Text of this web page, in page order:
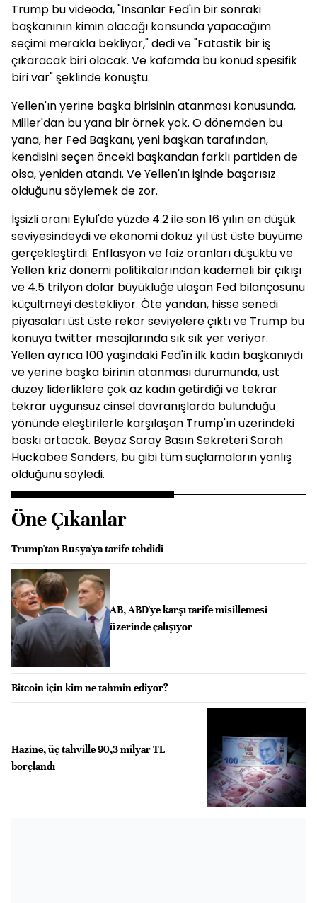
Trump bu videoda, "İnsanlar Fed'in bir sonraki
başkanının kimin olacağı konsunda yapacağım
seçimi merakla bekliyor," dedi ve "Fatastik bir iş
çıkaracak biri olacak. Ve kafamda bu konud spesifik
biri var" şeklinde konuştu.
Yellen'ın yerine başka birisinin atanması konusunda,
Miller'dan bu yana bir örnek yok. O dönemden bu
yana, her Fed Başkanı, yeni başkan tarafından,
kendisini seçen önceki başkandan farklı partiden de
olsa, yeniden atandı. Ve Yellen'ın işinde başarısız
olduğunu söylemek de zor.
İşsizli oranı Eylül'de yüzde 4.2 ile son 16 yılın en düşük
seviyesindeydi ve ekonomi dokuz yıl üst üste büyüme
gerçekleştirdi. Enflasyon ve faiz oranları düşüktü ve
Yellen kriz dönemi politikalarından kademeli bir çıkışı
ve 4.5 trilyon dolar büyüklüğe ulaşan Fed bilançosunu
küçültmeyi destekliyor. Öte yandan, hisse senedi
piyasaları üst üste rekor seviyelere çıktı ve Trump bu
konuya twitter mesajlarında sık sık yer veriyor.
Yellen ayrıca 100 yaşındaki Fed'in ilk kadın başkanıydı
ve yerine başka birinin atanması durumunda, üst
düzey liderliklere çok az kadın getirdiği ve tekrar
tekrar uygunsuz cinsel davranışlarda bulunduğu
yönünde eleştirilerle karşılaşan Trump'ın üzerindeki
baskı artacak. Beyaz Saray Basın Sekreteri Sarah
Huckabee Sanders, bu gibi tüm suçlamaların yanlış
olduğunu söyledi.
Öne Çıkanlar
Trump'tan Rusya'ya tarife tehdidi
AB, ABD'ye karşı tarife misillemesi
üzerinde çalışıyor
Bitcoin için kim ne tahmin ediyor?
Hazine, üç tahville 90,3 milyar TL
borçlandı